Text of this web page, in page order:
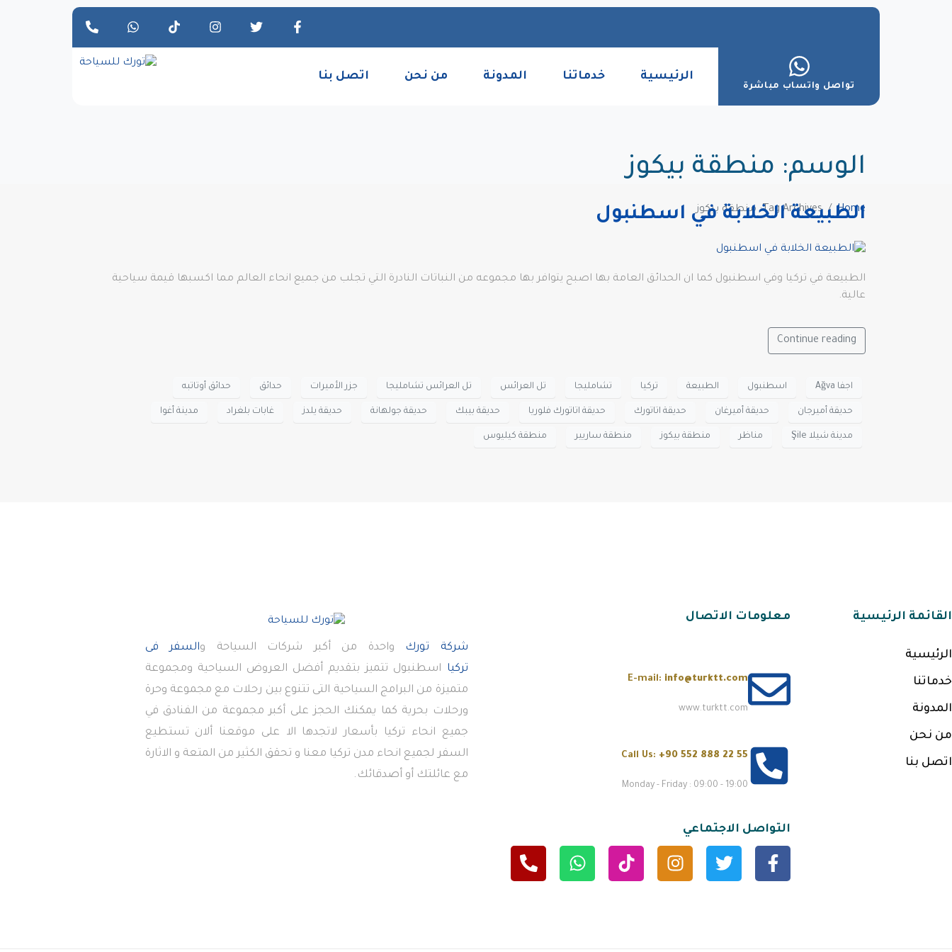
تواصل واتساب مباشرة
الرئيسية خدماتنا المدونة من نحن اتصل بنا
الوسم: منطقة بيكوز
Home Tag Archives: منطقة بيكوز
الطبيعة الخلابة في اسطنبول
الطبيعة في تركيا وفي اسطنبول كما ان الحدائق العامة بها اصبح يتوافر بها مجموعه من النباتات النادرة التي تجلب من جميع انحاء العالم مما اكسبها قيمة سياحية
عالية.
Continue reading
اجفا Ağva اسطنبول الطبيعة تركيا تشامليجا تل العرائس تل العرائس تشامليجا جزر الأميرات حدائق حدائق أوتاتبه
حديقة أميرجان حديقة أميرغان حديقة اتاتورك حديقة اتاتورك فلوريا حديقة بيبك حديقة جولهانة حديقة يلدز غابات بلغراد مدينة أغوا
مدينة شيلا Şile مناظر منطقة بيكوز منطقة ساريير منطقة كيليوس
القائمة الرئيسية
الرئيسية
خدماتنا
المدونة
من نحن
اتصل بنا
معلومات الاتصال
E-mail: info@turktt.com
www.turktt.com
Call Us: +90 552 888 22 55
Monday - Friday : 09:00 - 19:00
التواصل الاجتماعي
شركة تورك واحدة من أكبر شركات السياحة والسفر فى
تركيا اسطنبول تتميز بتقديم أفضل العروض السياحية ومجموعة
متميزة من البرامج السياحية التى تتنوع بين رحلات مع مجموعة وحرة
ورحلات بحرية كما يمكنك الحجز على أكبر مجموعة من الفنادق في
جميع انحاء تركيا بأسعار لاتجدها الا على موقعنا ألان تستطيع
السفر لجميع انحاء مدن تركيا معنا و تحقق الكثير من المتعة و الاثارة
مع عائلتك أو أصدقائك.